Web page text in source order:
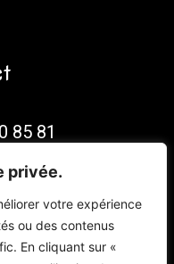
privée.
votre expérience
ou des contenus
En cliquant sur «
85 81
dès 14h30
demande